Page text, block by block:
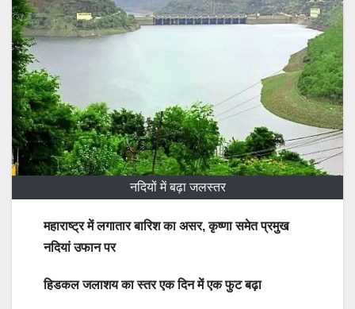
नदियों में बढ़ा जलस्तर
महाराष्ट्र में लगातार बारिश का असर, कृष्णा समेत प्रमुख
नदियां उफान पर
हिडकल जलाशय का स्तर एक दिन में एक फुट बढ़ा